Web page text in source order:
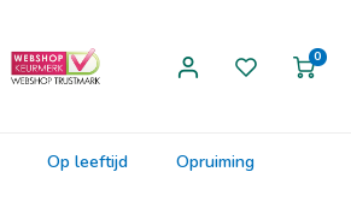
0
Op leeftijd Opruiming